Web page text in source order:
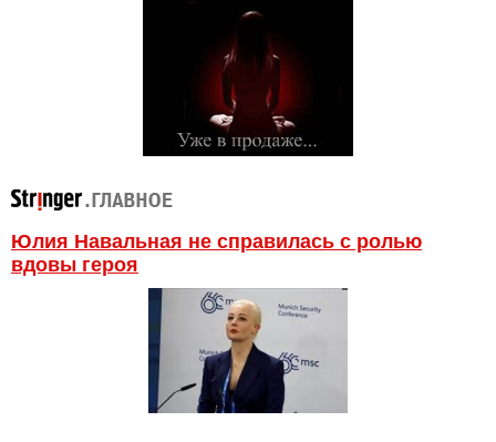
Юлия Навальная не справилась с ролью
вдовы героя